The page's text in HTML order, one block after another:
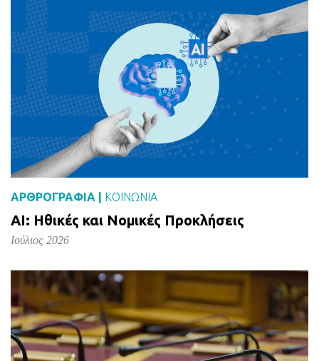
ΑΡΘΡΟΓΡΑΦΙΑ | ΚΟΙΝΩΝΙΑ
AI: Ηθικές και Νομικές Προκλήσεις
Ιούλιος 2026